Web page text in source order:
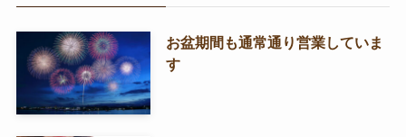
お盆期間も通常通り営業していま
す